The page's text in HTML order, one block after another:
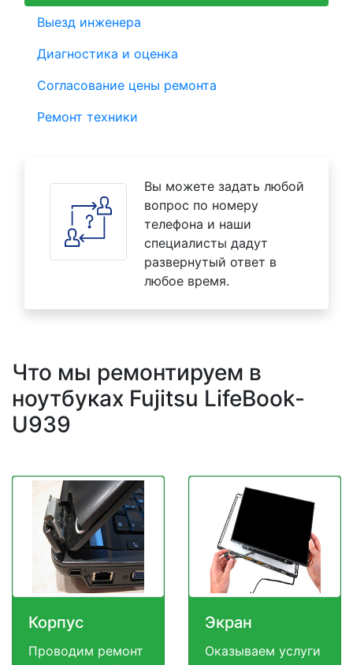
Выезд инженера
Диагностика и оценка
Согласование цены ремонта
Ремонт техники
Вы можете задать любой
вопрос по номеру
телефона и наши
специалисты дадут
развернутый ответ в
любое время.
Что мы ремонтируем в
ноутбуках Fujitsu LifeBook-
U939
Корпус
Проводим ремонт
Экран
Оказываем услуги